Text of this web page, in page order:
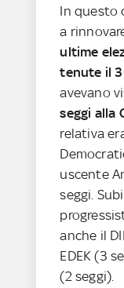
In questo
a
ultime
tenute il
avevano
seggi alla
relativa
uscente
seggi.
anche il
EDEK (3
(2 seggi).